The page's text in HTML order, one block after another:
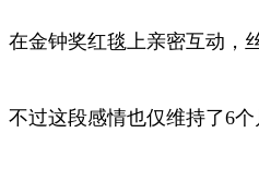
在金钟奖红毯上亲密互动，
不过这段感情也仅维持了6个